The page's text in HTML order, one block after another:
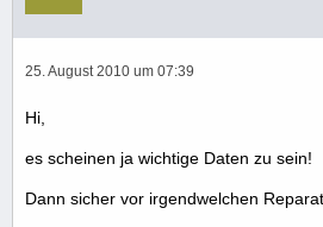
25. August 2010 um 07:39
Hi,
es scheinen ja wichtige Daten zu sein!
Dann sicher vor irgendwelchen